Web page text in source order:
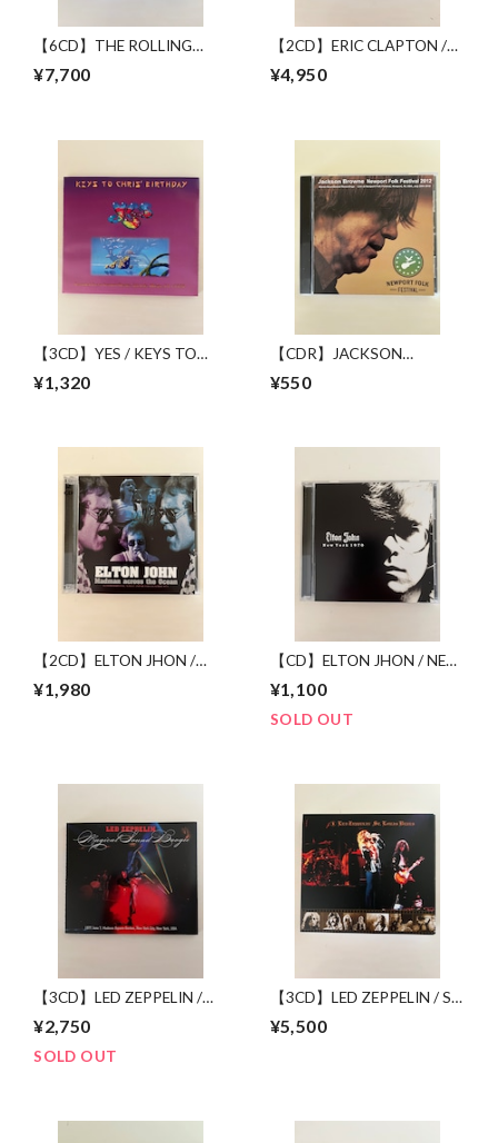
【6CD】THE ROLLING
STONES WITH ERIC
CLAPTON / 19
¥7,700
【2CD】ERIC CLAPTON /
L.Z.WAS HERE
¥4,950
【3CD】YES / KEYS TO
¥1,320
【CDR】JACKSON
FOLK FESTIVAL 2012
¥550
【2CD】ELTON JHON /
OCEAN
¥1,980
【CD】ELTON JHON / NEW
¥1,100
SOLD OUT
【3CD】LED ZEPPELIN /
¥2,750
SOLD OUT
【3CD】LED ZEPPELIN / ST.
¥5,500